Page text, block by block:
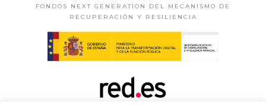
FONDOS NEXT GENERATION DEL MECANISMO DE
RECUPERACIÓN Y RESILIENCIA